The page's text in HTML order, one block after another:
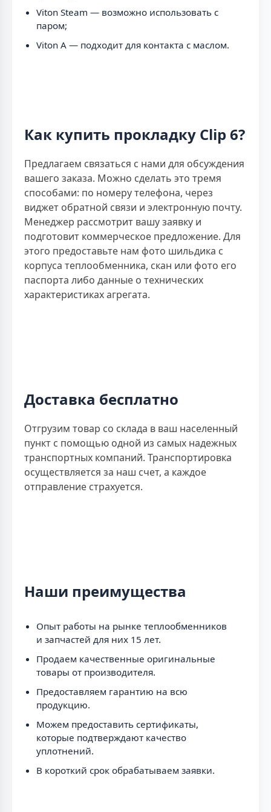
Viton Steam — возможно использовать с
паром;
Viton A — подходит для контакта с маслом.
Как купить прокладку Clip 6?
Предлагаем связаться с нами для обсуждения
вашего заказа. Можно сделать это тремя
способами: по номеру телефона, через
виджет обратной связи и электронную почту.
Менеджер рассмотрит вашу заявку и
подготовит коммерческое предложение. Для
этого предоставьте нам фото шильдика с
корпуса теплообменника, скан или фото его
паспорта либо данные о технических
характеристиках агрегата.
Доставка бесплатно
Отгрузим товар со склада в ваш населенный
пункт с помощью одной из самых надежных
транспортных компаний. Транспортировка
осуществляется за наш счет, а каждое
отправление страхуется.
Наши преимущества
Опыт работы на рынке теплообменников
и запчастей для них 15 лет.
Продаем качественные оригинальные
товары от производителя.
Предоставляем гарантию на всю
продукцию.
Можем предоставить сертификаты,
которые подтверждают качество
уплотнений.
В короткий срок обрабатываем заявки.